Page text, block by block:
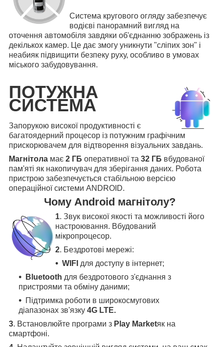
Система кругового огляду забезпечує
водієві панорамний вигляд на
оточення автомобіля завдяки об'єднанню зображень із
декількох камер. Це дає змогу уникнути "сліпих зон" і
неабияк підвищити безпеку руху, особливо в умовах
міського забудовування.
ПОТУЖНА
СИСТЕМА
Запорукою високої продуктивності є
багатоядерний процесор із потужним графічним
прискорювачем для відтворення візуальних завдань.
Магнітола має 2 ГБ оперативної та 32 ГБ вбудованої
пам'яті як накопичувач для зберігання даних. Робота
пристрою забезпечується стабільною версією
операційної системи ANDROID.
Чому Android магнітолу?
1. Звук високої якості та можливості його
настроювання. Вбудований
мікропроцесор.
2. Бездротові мережі:
WIFI для доступу в інтернет;
Bluetooth для бездротового з'єднання з
пристроями та обміну даними;
Підтримка роботи в широкосмугових
діапазонах зв'язку 4G LTE.
3. Встановлюйте програми з Play Marketяк на
смартфоні.